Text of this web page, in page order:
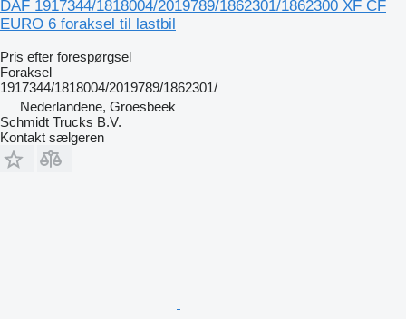
DAF 1917344/1818004/2019789/1862301/1862300 XF CF
EURO 6 foraksel til lastbil
Pris efter forespørgsel
Foraksel
1917344/1818004/2019789/1862301/
Nederlandene, Groesbeek
Schmidt Trucks B.V.
Kontakt sælgeren